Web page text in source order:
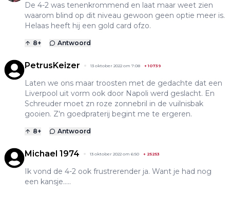
De 4-2 was tenenkrommend en laat maar weet zien
waarom blind op dit niveau gewoon geen optie meer is.
Helaas heeft hij een gold card ofzo.
8+ Antwoord
PetrusKeizer 13 oktober 2022 om 7:08 +10739
Laten we ons maar troosten met de gedachte dat een
Liverpool uit vorm ook door Napoli werd geslacht. En
Schreuder moet zn roze zonnebril in de vuilnisbak
gooien. Z'n goedpraterij begint me te ergeren.
8+ Antwoord
Michael 1974 13 oktober 2022 om 6:50 + 25253
Ik vond de 4-2 ook frustrerender ja. Want je had nog
een kansje…..